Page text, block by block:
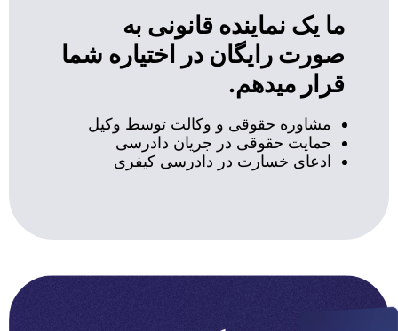
ما یک نماینده قانونی به
صورت رایگان در اختیاره شما
قرار میدهم.
مشاوره حقوقی و وکالت توسط وکیل
حمایت حقوقی در جریان دادرسی
ادعای خسارت در دادرسی کیفری